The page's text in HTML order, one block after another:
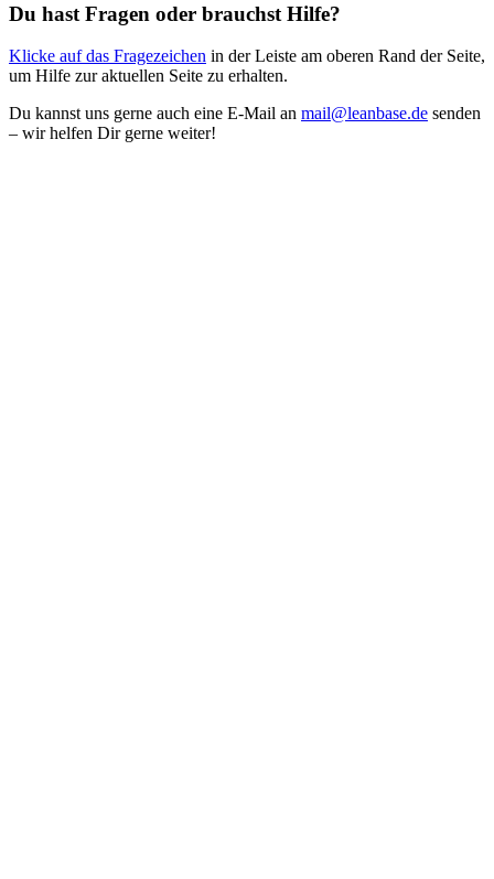
Du hast Fragen oder brauchst Hilfe?
Klicke auf das Fragezeichen in der Leiste am oberen Rand der Seite,
um Hilfe zur aktuellen Seite zu erhalten.
Du kannst uns gerne auch eine E-Mail an mail@leanbase.de senden
– wir helfen Dir gerne weiter!